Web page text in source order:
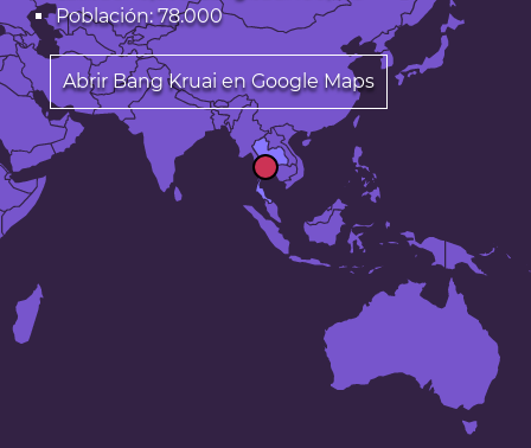
Población: 78.000
Abrir Bang Kruai en Google Maps